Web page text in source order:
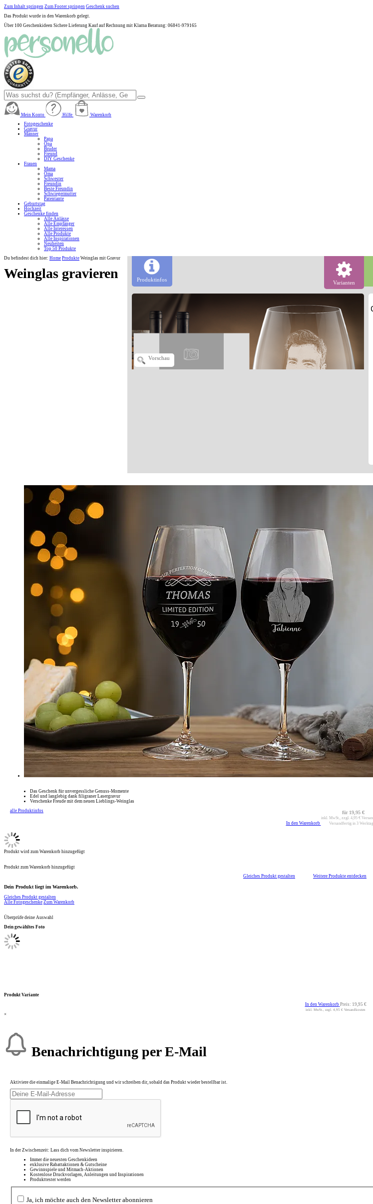
Zum Inhalt springen Zum Footer springen Geschenk suchen
Das Produkt wurde in den Warenkorb gelegt.
Über 100 Geschenkideen Sichere Lieferung Kauf auf Rechnung mit Klarna Beratung: 06841-979165
Mein Konto Hilfe
Warenkorb
Fotogeschenke
Gravur
Männer
Papa
Opa
Bruder
Freund
DIY Geschenke
Frauen
Mama
Oma
Schwester
Freundin
Beste Freundin
Schwiegermutter
Patentante
Geburtstag
Hochzeit
Geschenke finden
Alle Anlässe
Alle Empfänger
Alle Interessen
Alle Produkte
Alle Inspirationen
Neuheiten
Top 50 Produkte
Du befindest dich hier: Home Produkte Weinglas mit Gravur
Weinglas gravieren Produktinfos Varianten
Vorschau
Das Geschenk für unvergessliche Genuss-Momente
Edel und langlebig dank filigraner Lasergravur
Verschenke Freude mit dem neuen Lieblings-Weinglas
alle Produktinfos
In den Warenkorb
für 19,95 €
inkl. MwSt., zzgl. 4,95 €
Versandfertig in 3
Produkt wird zum Warenkorb hinzugefügt
Produkt zum Warenkorb hinzugefügt
Gleiches Produkt gestalten
Weitere Produkte entdecken
Dein Produkt liegt im Warenkorb.
Gleiches Produkt gestalten
Alle Fotogeschenke Zum Warenkorb
Überprüfe deine Auswahl
Dein gewähltes Foto
Produkt Variante
In den Warenkorb Preis: 19,95 €
inkl. MwSt., zzgl. 4,95 € Versandkosten
×
Benachrichtigung per E-Mail
Aktiviere die einmalige E-Mail Benachrichtigung und wir schreiben dir, sobald das Produkt wieder bestellbar ist.
In der Zwischenzeit: Lass dich vom Newsletter inspirieren.
Immer die neuesten Geschenkideen
exklusive Rabattaktionen & Gutscheine
Gewinnspiele und Mitmach-Aktionen
Kostenlose Druckvorlagen, Anleitungen und Inspirationen
Produkttester werden
Ja, ich möchte auch den Newsletter abonnieren